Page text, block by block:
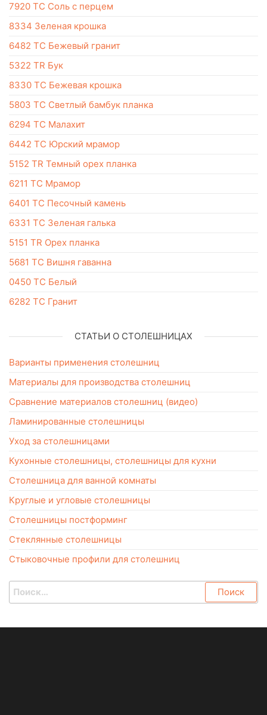
7920 TC Соль с перцем
8334 Зеленая крошка
6482 TC Бежевый гранит
5322 TR Бук
8330 TC Бежевая крошка
5803 TC Светлый бамбук планка
6294 TC Малахит
6442 TC Юрский мрамор
5152 TR Темный орех планка
6211 TC Мрамор
6401 TC Песочный камень
6331 TC Зеленая галька
5151 TR Орех планка
5681 ТС Вишня гаванна
0450 TC Белый
6282 ТС Гранит
СТАТЬИ О СТОЛЕШНИЦАХ
Варианты применения столешниц
Материалы для производства столешниц
Сравнение материалов столешниц (видео)
Ламинированные столешницы
Уход за столешницами
Кухонные столешницы, столешницы для кухни
Столешница для ванной комнаты
Круглые и угловые столешницы
Столешницы постформинг
Стеклянные столешницы
Стыковочные профили для столешниц
Найти: